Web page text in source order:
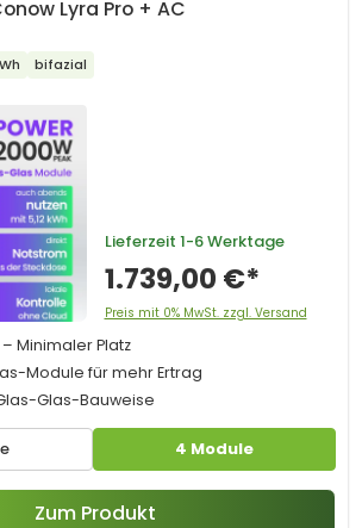
Lyra Pro + AC
bifazial
4 Module
Lieferzeit 1-6 Werktage
1.739,00 €*
Preis mit 0% MwSt. zzgl. Versand
Minimaler Platz
Module für mehr Ertrag
Glas-Bauweise
Zum Produkt